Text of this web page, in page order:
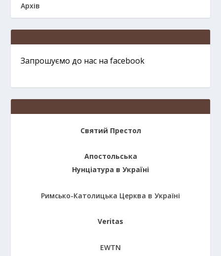
Архів
Запрошуємо до нас на facebook
Святий Престол
Апостольська
Нунціатура в Україні
Римсько-Католицька Церква в Україні
Veritas
EWTN